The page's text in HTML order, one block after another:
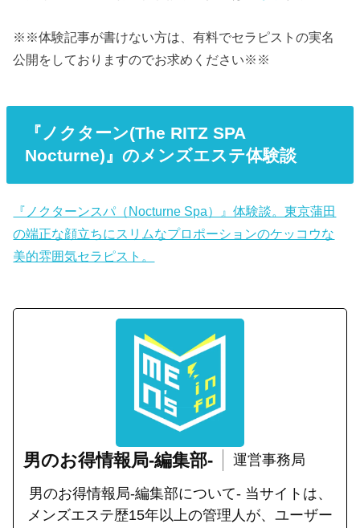
※※体験記事が書けない方は、有料でセラピストの実名
公開をしておりますのでお求めください※※
『ノクターン(The RITZ SPA
Nocturne)』のメンズエステ体験談
『ノクターンスパ（Nocturne Spa）』体験談。東京蒲田
の端正な顔立ちにスリムなプロポーションのケッコウな
美的雰囲気セラピスト。
男のお得情報局-編集部- 運営事務局
男のお得情報局-編集部について- 当サイトは、
メンズエステ歴15年以上の管理人が、ユーザー